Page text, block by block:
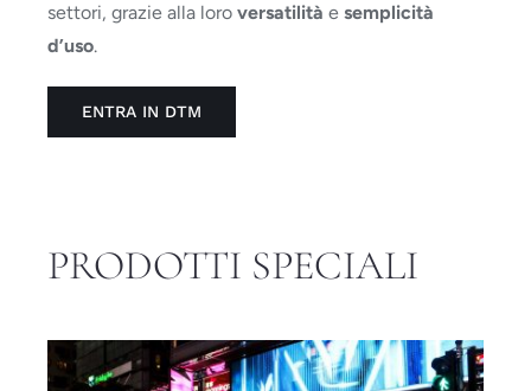
settori, grazie alla loro versatilità e semplicità
d’uso.
ENTRA IN DTM
PRODOTTI SPECIALI